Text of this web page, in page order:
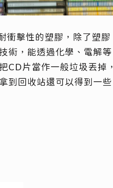
衝擊性的塑膠，除了塑膠
術，能透過化學、電解等
CD片當作一般垃圾丟掉，
到回收站還可以得到一些